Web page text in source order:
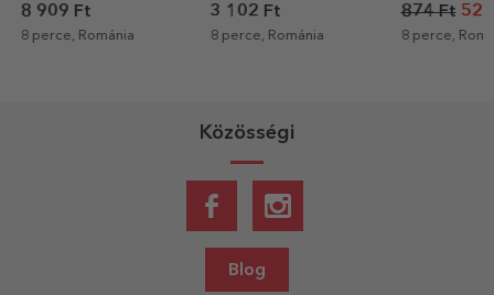
szöveggel - MUM
8 909 Ft
8 perce, Románia
anya
3 102 Ft
8 perce, Románia
kedvenced
Boldog
874 Ft524
8 perce,
Közösségi
Blog